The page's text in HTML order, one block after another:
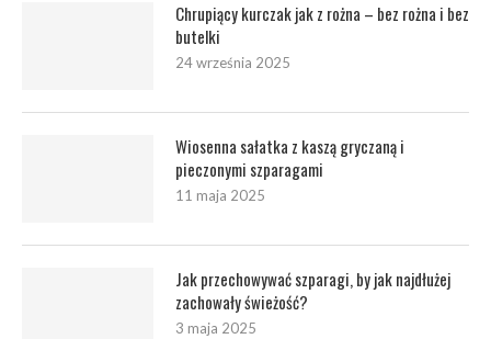
Chrupiący kurczak jak z rożna – bez rożna i bez
butelki
24 września 2025
Wiosenna sałatka z kaszą gryczaną i
pieczonymi szparagami
11 maja 2025
Jak przechowywać szparagi, by jak najdłużej
zachowały świeżość?
3 maja 2025